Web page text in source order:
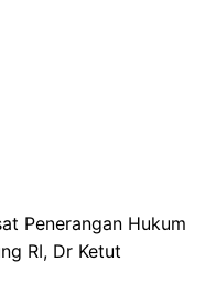
Penerangan Hukum
RI, Dr Ketut